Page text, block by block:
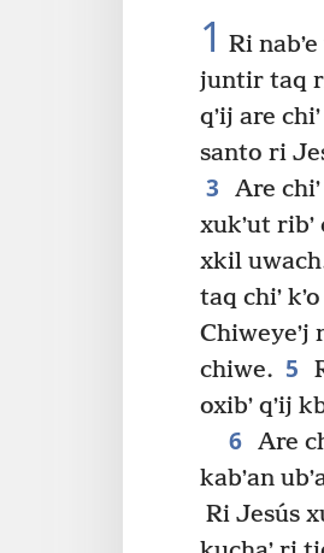
1 Ri
juntir taq
qʼij are
santo ri
3
Are
xukʼut
xkil
taq chiʼ
Chiweyeʼj
chiwe. 5
oxibʼ qʼij
6 Are
kabʼan
Ri Jesús